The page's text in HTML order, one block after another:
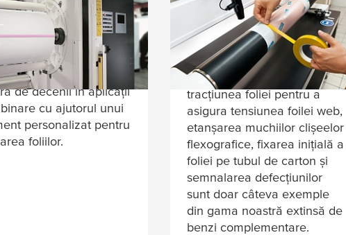
de îmbinare
folii
de folii
de experiența
de decenii în aplicații
cu ajutorul unui
personalizat pentru
foliilor.
Benzi de proces pentru
imprimarea
flexografică
Roller wraping: prinderea și
tracțiunea foliei pentru a
asigura tensiunea foilei web,
etanșarea muchiilor clișeelor
flexografice, fixarea inițială a
foliei pe tubul de carton și
semnalarea defecţiunilor
sunt doar câteva exemple
din gama noastră extinsă de
benzi complementare.